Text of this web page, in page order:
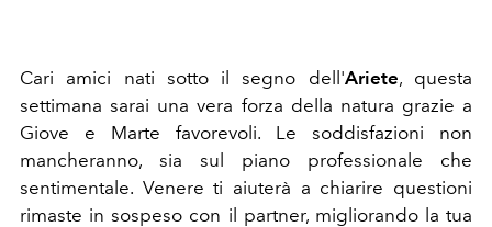
Cari amici nati sotto il segno dell'Ariete, questa
settimana sarai una vera forza della natura grazie a
Giove e Marte favorevoli. Le soddisfazioni non
mancheranno, sia sul piano professionale che
sentimentale. Venere ti aiuterà a chiarire questioni
rimaste in sospeso con il partner, migliorando la tua